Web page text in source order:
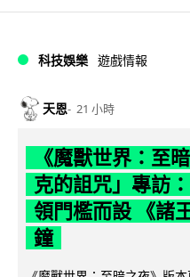
科技娛樂 遊戲情報
天恩 21 小時
《魔獸世界：至
克的詛咒」專訪
領門檻而設 《諸
鐘